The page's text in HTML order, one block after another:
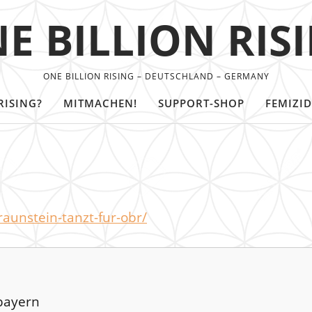
BILLION
ONE BILLION RISING – DEUTSCHLAND – GERMANY
MITMACHEN! SUPPORT-SHOP
tanzt-fur-obr/